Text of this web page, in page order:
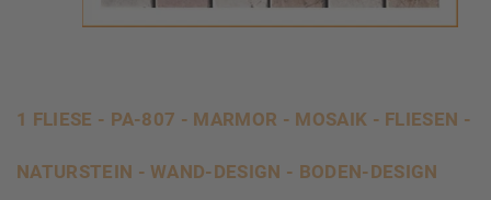
1 FLIESE - PA-807 - MARMOR - MOSAIK - FLIESEN -
NATURSTEIN - WAND-DESIGN - BODEN-DESIGN